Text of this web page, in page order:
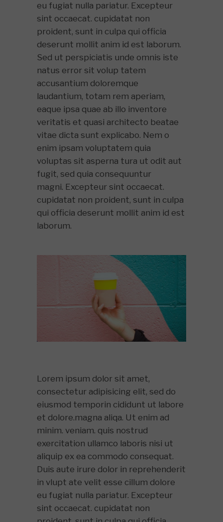
eu fugiat nulla pariatur. Excepteur
sint occaecat. cupidatat non
proident, sunt in culpa qui officia
deserunt mollit anim id est laborum.
Sed ut perspiciatis unde omnis iste
natus error sit volup tatem
accusantium doloremque
laudantium, totam rem aperiam,
eaque ipsa quae ab illo inventore
veritatis et quasi architecto beatae
vitae dicta sunt explicabo. Nem o
enim ipsam voluptatem quia
voluptas sit asperna tura ut odit aut
fugit, sed quia consequuntur
magni. Excepteur sint occaecat.
cupidatat non proident, sunt in culpa
qui officia deserunt mollit anim id est
laborum.
Lorem ipsum dolor sit amet,
consectetur adipisicing elit, sed do
eiusmod temporin cididunt ut labore
et dolore.magna aliqa. Ut enim ad
minim. veniam. quis nostrud
exercitation ullamco laboris nisi ut
aliquip ex ea commodo consequat.
Duis aute irure dolor in reprehenderit
in vlupt ate velit esse cillum dolore
eu fugiat nulla pariatur. Excepteur
sint occaecat. cupidatat non